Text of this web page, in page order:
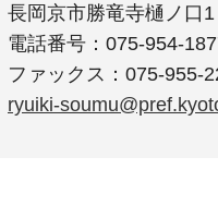
長岡京市勝竜寺樋ノ口1
電話番号：075-954-
ファックス：075-955-
ryuiki-